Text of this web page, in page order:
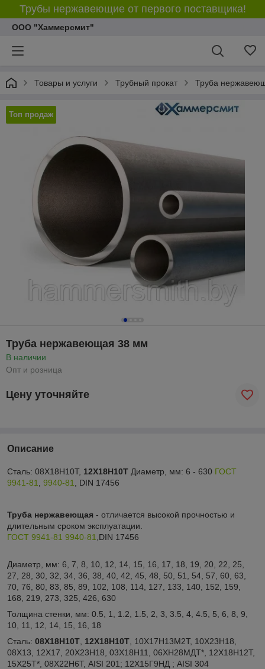
Трубы нержавеющие от первого поставщика!
ООО "Хаммерсмит"
Товары и услуги Трубный прокат Труба
Топ продаж
Труба нержавеющая 38 мм
В наличии
Опт и розница
Цену уточняйте
Описание
Сталь: 08Х18Н10Т, 12Х18Н10Т Диаметр, мм: 6 - 630 ГОСТ
9941-81
9940-81 , DIN 17456
Труба нержавеющая - отличается высокой прочностью и
длительным сроком эксплуатации.
ГОСТ 9941-81 9940-81 ,DIN 17456
Диаметр, мм: 6, 7, 8, 10, 12, 14, 15, 16, 17, 18, 19, 20, 22, 25,
27, 28, 30, 32, 34, 36, 38, 40, 42, 45, 48, 50, 51, 54, 57, 60, 63,
70, 76, 80, 83, 85, 89, 102, 108, 114, 127, 133, 140, 152, 159,
168, 219, 273, 325, 426, 630
Толщина стенки, мм: 0.5, 1, 1.2, 1.5, 2, 3, 3.5, 4, 4.5, 5, 6, 8, 9,
10, 11, 12, 14, 15, 16, 18
Сталь: 08Х18Н10Т 12Х18Н10Т , 10Х17Н13М2Т, 10Х23Н18,
08Х13, 12Х17, 20Х23Н18, 03Х18Н11, 06ХН28МДТ*, 12Х18Н12Т,
15Х25Т*, 08Х22Н6Т, AISI 201; 12Х15Г9НД ; AISI 304